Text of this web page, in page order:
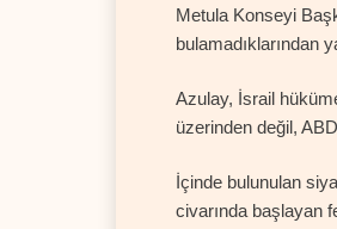
Metula Konseyi
bulamadıklarından
Azulay, İsrail
üzerinden değil,
İçinde bulunulan
civarında başlayan